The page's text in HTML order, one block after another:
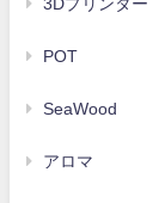
POT
SeaWood
アロマ